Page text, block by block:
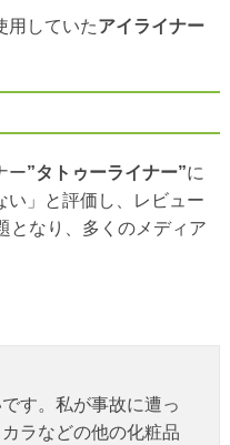
用していたアイライナー
ー”タトゥーライナー”に
い」と評価し、レビュー
となり、多くのメディア
す。私が事故に遭っ
ラなどの他の化粧品